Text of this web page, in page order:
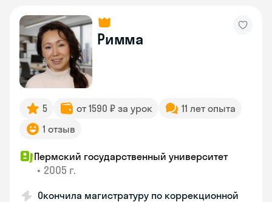
Римма
5 от 1590 ₽ за урок
11 лет опыта
1 отзыв
Пермский государственный университет
• 2005 г.
Окончила магистратуру по коррекционной